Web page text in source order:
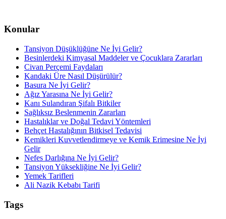
Konular
Tansiyon Düşüklüğüne Ne İyi Gelir?
Besinlerdeki Kimyasal Maddeler ve Çocuklara Zararları
Civan Perçemi Faydaları
Kandaki Üre Nasıl Düşürülür?
Basura Ne İyi Gelir?
Ağız Yarasına Ne İyi Gelir?
Kanı Sulandıran Şifalı Bitkiler
Sağlıksız Beslenmenin Zararları
Hastalıklar ve Doğal Tedavi Yöntemleri
Behçet Hastalığının Bitkisel Tedavisi
Kemikleri Kuvvetlendirmeye ve Kemik Erimesine Ne İyi
Gelir
Nefes Darlığına Ne İyi Gelir?
Tansiyon Yüksekliğine Ne İyi Gelir?
Yemek Tarifleri
Ali Nazik Kebabı Tarifi
Tags